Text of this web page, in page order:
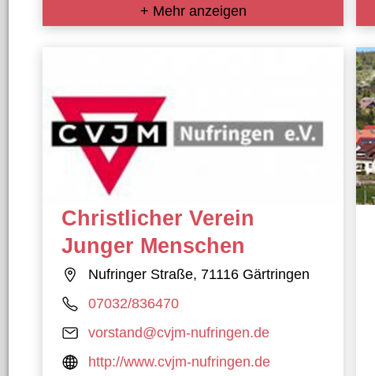
+ Mehr anzeigen
Christlicher Verein
Junger Menschen
Nufringer Straße, 71116 Gärtringen
07032/836470
vorstand@cvjm-nufringen.de
http://www.cvjm-nufringen.de